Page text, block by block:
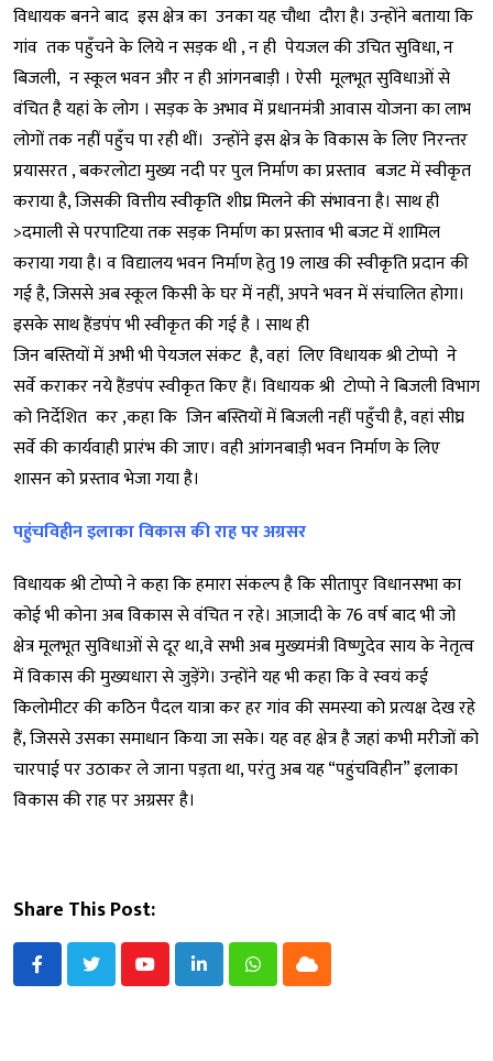
विधायक बनने बाद इस क्षेत्र का उनका यह चौथा दौरा है। उन्होंने बताया कि
गांव तक पहुँचने के लिये न सड़क थी , न ही पेयजल की उचित सुविधा, न
बिजली, न स्कूल भवन और न ही आंगनबाड़ी । ऐसी मूलभूत सुविधाओं से
वंचित है यहां के लोग । सड़क के अभाव में प्रधानमंत्री आवास योजना का लाभ
लोगों तक नहीं पहुँच पा रही थीं। उन्होंने इस क्षेत्र के विकास के लिए निरन्तर
प्रयासरत , बकरलोटा मुख्य नदी पर पुल निर्माण का प्रस्ताव बजट में स्वीकृत
कराया है, जिसकी वित्तीय स्वीकृति शीघ्र मिलने की संभावना है। साथ ही
>दमाली से परपाटिया तक सड़क निर्माण का प्रस्ताव भी बजट में शामिल
कराया गया है। व विद्यालय भवन निर्माण हेतु ₹19 लाख की स्वीकृति प्रदान की
गई है, जिससे अब स्कूल किसी के घर में नहीं, अपने भवन में संचालित होगा।
इसके साथ हैंडपंप भी स्वीकृत की गई है । साथ ही
जिन बस्तियों में अभी भी पेयजल संकट है, वहां लिए विधायक श्री टोप्पो ने
सर्वे कराकर नये हैंडपंप स्वीकृत किए हैं। विधायक श्री टोप्पो ने बिजली विभाग
को निर्देशित कर ,कहा कि जिन बस्तियों में बिजली नहीं पहुँची है, वहां सीघ्र
सर्वे की कार्यवाही प्रारंभ की जाए। वही आंगनबाड़ी भवन निर्माण के लिए
शासन को प्रस्ताव भेजा गया है।
पहुंचविहीन इलाका विकास की राह पर अग्रसर
विधायक श्री टोप्पो ने कहा कि हमारा संकल्प है कि सीतापुर विधानसभा का
कोई भी कोना अब विकास से वंचित न रहे। आज़ादी के 76 वर्ष बाद भी जो
क्षेत्र मूलभूत सुविधाओं से दूर था,वे सभी अब मुख्यमंत्री विष्णुदेव साय के नेतृत्व
में विकास की मुख्यधारा से जुड़ेंगे। उन्होंने यह भी कहा कि वे स्वयं कई
किलोमीटर की कठिन पैदल यात्रा कर हर गांव की समस्या को प्रत्यक्ष देख रहे
हैं, जिससे उसका समाधान किया जा सके। यह वह क्षेत्र है जहां कभी मरीजों को
चारपाई पर उठाकर ले जाना पड़ता था, परंतु अब यह “पहुंचविहीन” इलाका
विकास की राह पर अग्रसर है।
Share This Post:
YoutubeLinkedInWhatsappCloud